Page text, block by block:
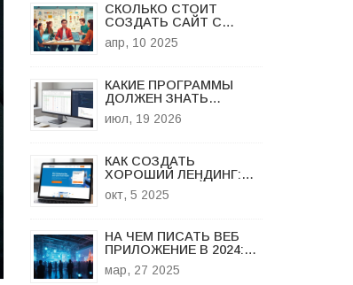
СКОЛЬКО СТОИТ
СОЗДАТЬ САЙТ С
НУЛЯ?
апр, 10 2025
КАКИЕ ПРОГРАММЫ
ДОЛЖЕН ЗНАТЬ
АНАЛИТИК В 2026 ГОДУ:
ПОЛНЫЙ СПИСОК
июл, 19 2026
КАК СОЗДАТЬ
ХОРОШИЙ ЛЕНДИНГ:
ПРАКТИЧЕСКИЙ ГИД
окт, 5 2025
НА ЧЕМ ПИСАТЬ ВЕБ
ПРИЛОЖЕНИЕ В 2024:
ПРАВИЛА ВЫБОРА
ПЛАТФОРМЫ
мар, 27 2025